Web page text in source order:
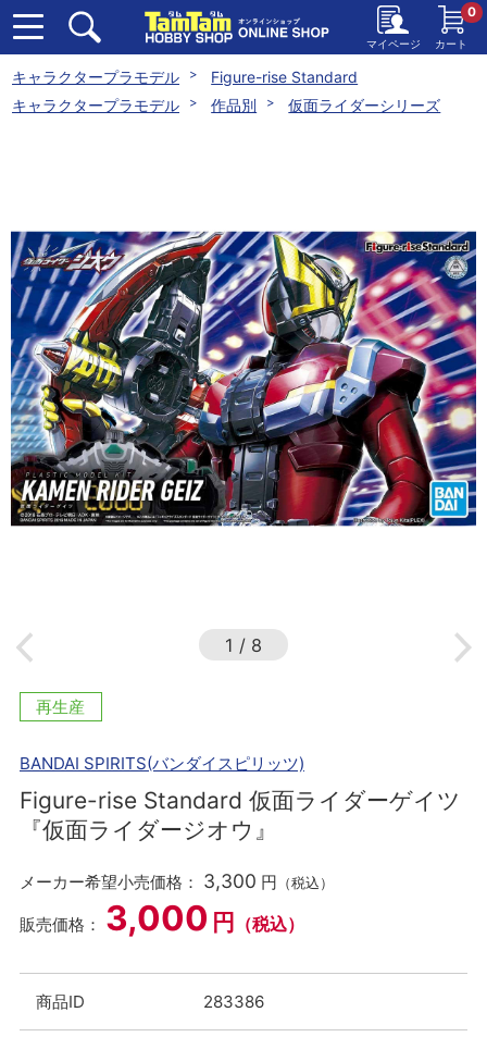
マイページ カート
0
キャラクタープラモデル
Figure-rise Standard
キャラクタープラモデル
作品別 仮面ライダーシリーズ
1 / 8
再生産
BANDAI SPIRITS(バンダイスピリッツ)
Figure-rise Standard 仮面ライダーゲイツ
『仮面ライダージオウ』
メーカー希望小売価格： 3,300 円 （税込）
販売価格： 3,000 円 （税込）
商品ID 283386